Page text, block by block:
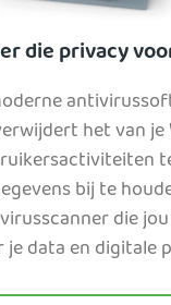
die privacy
het van je
bij te
die
data en digitale